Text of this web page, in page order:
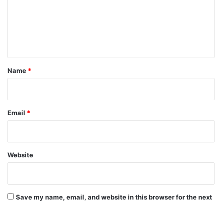
*
Name *
Email *
Website
Save my name, email, and website in this browser for the next